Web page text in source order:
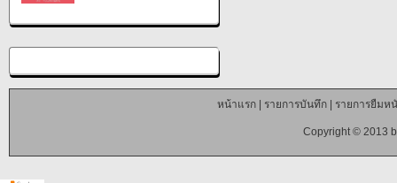
หน้าแรก| รายการบันทึก| รายการยืมห
Copyright © 2013